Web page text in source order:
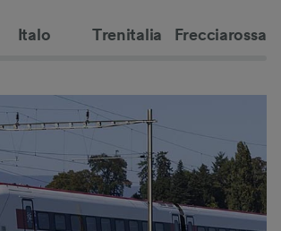
Italo Trenitalia Frecciarossa